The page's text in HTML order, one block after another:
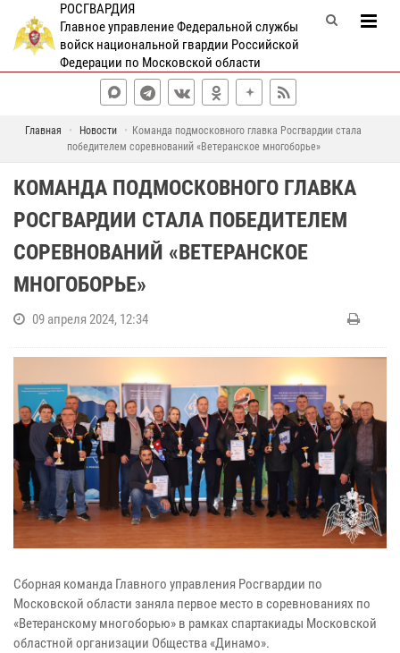
РОСГВАРДИЯ
Главное управление Федеральной службы
войск национальной гвардии Российской
Федерации по Московской области
Главная Новости
Команда подмосковного главка Росгвардии стала
победителем соревнований «Ветеранское многоборье»
КОМАНДА ПОДМОСКОВНОГО ГЛАВКА
РОСГВАРДИИ СТАЛА ПОБЕДИТЕЛЕМ
СОРЕВНОВАНИЙ «ВЕТЕРАНСКОЕ
МНОГОБОРЬЕ»
09 апреля 2024, 12:34
Сборная команда Главного управления Росгвардии по
Московской области заняла первое место в соревнованиях по
«Ветеранскому многоборью» в рамках спартакиады Московской
областной организации Общества «Динамо».